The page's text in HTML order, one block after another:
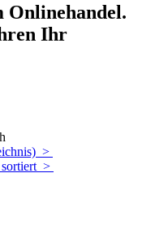
Onlinehandel.
Ihr
>
>